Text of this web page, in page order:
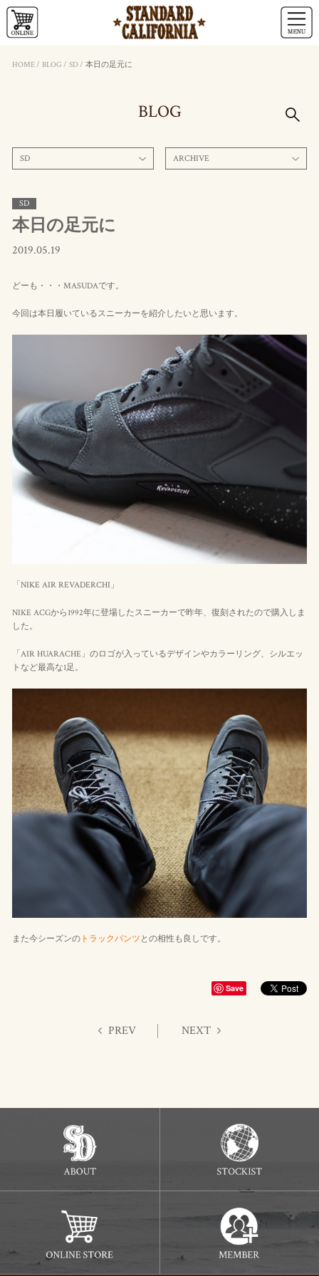
HOME/ BLOG / SD / 本日の足元に
BLOG
SD ARCHIVE
SD
本日の足元に
2019.05.19
どーも・・・MASUDAです。
今回は本日履いているスニーカーを紹介したいと思います。
「NIKE AIR REVADERCHI」
NIKE ACGから1992年に登場したスニーカーで昨年、復刻されたので購入しま
した。
「AIR HUARACHE」のロゴが入っているデザインやカラーリング、シルエッ
トなど最高な1足。
また今シーズンのトラックパンツ との相性も良しです。
Save
PREV NEXT